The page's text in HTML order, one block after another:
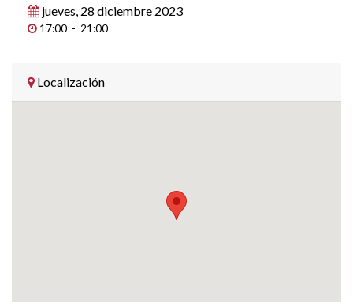
jueves, 28 diciembre 2023
17:00 - 21:00
Localización